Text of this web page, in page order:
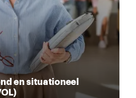
en situationeel